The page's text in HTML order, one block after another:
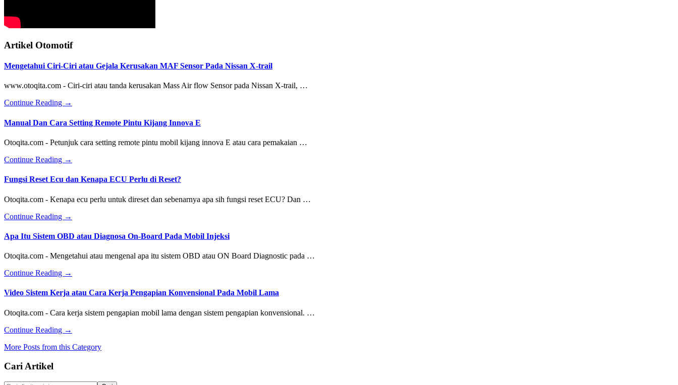
Artikel Otomotif
Mengetahui Ciri-Ciri atau Gejala Kerusakan MAF Sensor Pada Nissan X-trail
www.otoqita.com - Ciri-ciri atau tanda kerusakan Mass Air flow Sensor pada Nissan X-trail, …
Continue Reading about
Ciri-
atau
Gejala
MAF
Sensor
Pada
X-
→
Manual Dan Cara Setting Remote Pintu Kijang Innova E
Otoqita.com - Petunjuk cara setting remote pintu mobil kijang innova E atau cara pemakaian …
Continue Reading about
Dan
Remote
Kijang
Innova
E
→
Fungsi Reset Ecu dan Kenapa ECU Perlu di Reset?
Otoqita.com - Kenapa ecu perlu untuk direset dan sebenarnya apa sih fungsi reset ECU? Dan …
Continue Reading about
Reset
dan
Kenapa
Perlu
di
Reset?
→
Apa Itu Sistem OBD atau Diagnosa On-Board Pada Mobil Injeksi
Otoqita.com - Mengetahui atau mengenal apa itu sistem OBD atau ON Board Diagnostic pada …
Continue Reading about
Itu
Sistem
OBD
atau
On-
Board
→
Video Sistem Kerja atau Cara Kerja Pengapian Konvensional Pada Mobil Lama
Otoqita.com - Cara kerja sistem pengapian mobil lama dengan sistem pengapian konvensional. …
Continue Reading about
Sistem
→
More Posts from this Category
Footer
Cari Artikel